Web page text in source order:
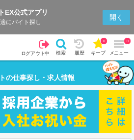
EX公式アプリ
にバイト探し
開く
ログアウト中 検索 履歴 キープ
0
メニュー
0
の仕事探し・求人情報